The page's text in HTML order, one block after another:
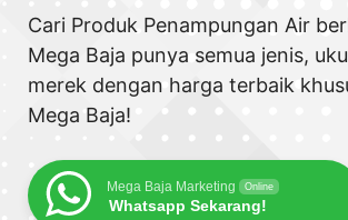
Cari Produk Penampungan Air
Mega Baja punya semua jenis,
merek dengan harga terbaik
Mega Baja!
Mega Baja Marketing Online
Whatsapp Sekarang!